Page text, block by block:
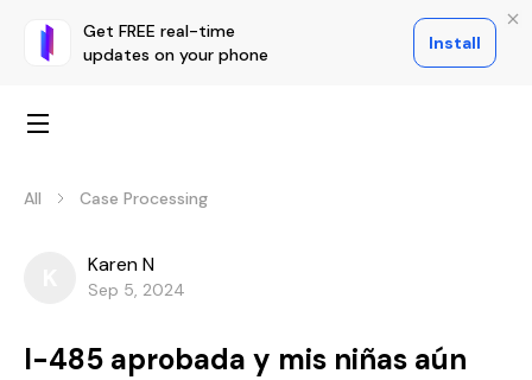
Get FREE real-time
updates on your phone
Install
All Case Processing
Karen N
Sep 5, 2024
I-485 aprobada y mis niñas aún